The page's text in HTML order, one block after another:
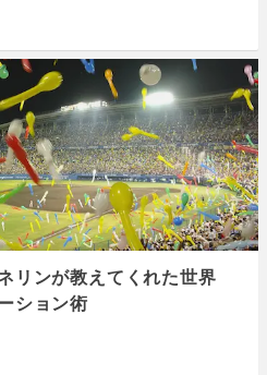
リンが教えてくれた世界
ション術